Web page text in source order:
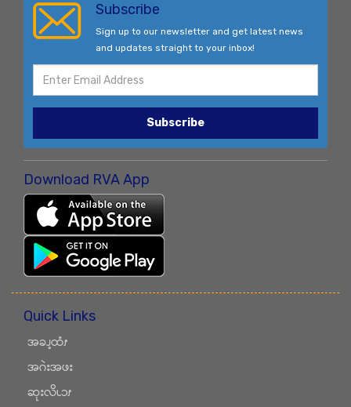
Subscribe
Sign up to our newsletter and get latest news
and updates straight to your inbox!
Subscribe
Download RVA App
Quick Links
အခၪ့ထံၭ
အဂဲးအဖး
ဆုးလိၬၥၭ